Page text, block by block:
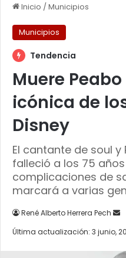
Inicio /Municipios
Municipios
Tendencia
Muere
icónica de
Disney
El cantante de soul y
falleció a los 75
complicaciones de
marcará a varias
René Alberto Herrera Pech
Última actualización: 3 junio,